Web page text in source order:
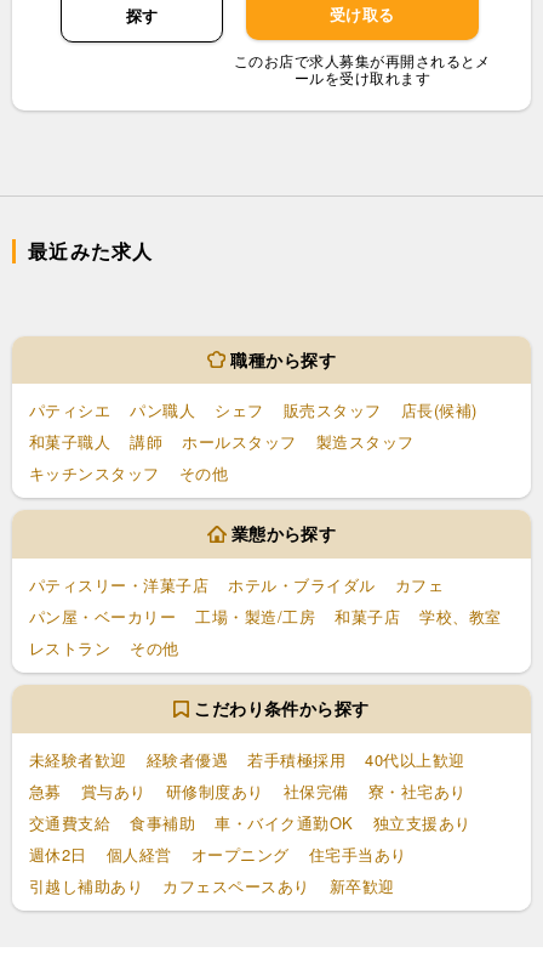
探す
受け取る
このお店で求人募集が再開されるとメ
ールを受け取れます
最近みた求人
職種から探す
パティシエ パン職人 シェフ 販売スタッフ
店長(候補)
和菓子職人
講師 ホールスタッフ
製造スタッフ
キッチンスタッフ
その他
業態から探す
パティスリー・洋菓子店 ホテル・ブライダル
カフェ
パン屋・ベーカリー
工場・製造/工房 和菓子店
学校、教室
レストラン
その他
こだわり条件から探す
未経験者歓迎 経験者優遇 若手積極採用
40代以上歓迎
急募
賞与あり 研修制度あり 社保完備
寮・社宅あり
交通費支給
食事補助 車・バイク通勤OK
独立支援あり
週休2日
個人経営 オープニング
住宅手当あり
引越し補助あり
カフェスペースあり 新卒歓迎